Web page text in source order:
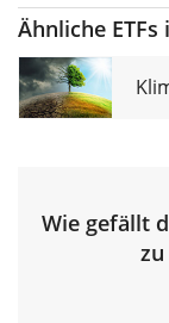
Ähnliche
Wie gefällt